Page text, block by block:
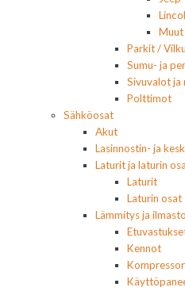
Muut
Parkit /
Sumu- ja
Sivuvalot ja
Polttimot
Sähköosat
Akut
Lasinnostin- ja
Laturit ja laturin
Laturit
Laturin osat
Lämmitys ja
Kennot